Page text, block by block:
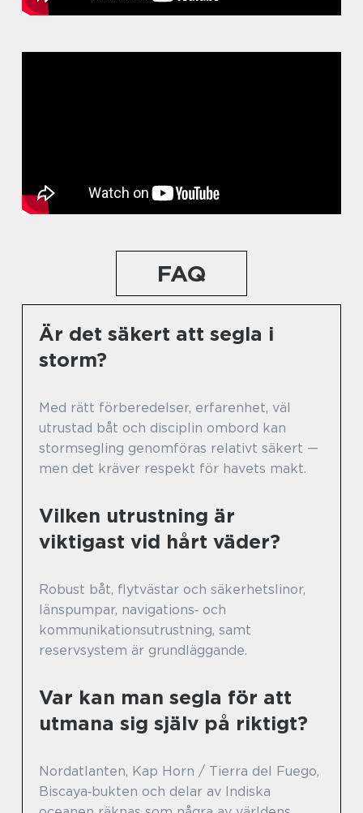
FAQ
Är det säkert att segla i
storm?
Med rätt förberedelser, erfarenhet, väl
utrustad båt och disciplin ombord kan
stormsegling genomföras relativt säkert —
men det kräver respekt för havets makt.
Vilken utrustning är
viktigast vid hårt väder?
Robust båt, flytvästar och säkerhetslinor,
länspumpar, navigations‑ och
kommunikationsutrustning, samt
reservsystem är grundläggande.
Var kan man segla för att
utmana sig själv på riktigt?
Nordatlanten, Kap Horn / Tierra del Fuego,
Biscaya‑bukten och delar av Indiska